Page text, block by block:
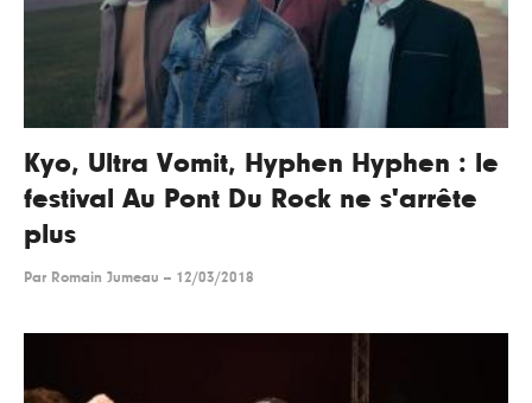
Kyo, Ultra Vomit, Hyphen Hyphen : le
festival Au Pont Du Rock ne s'arrête
plus
Par Romain Jumeau -- 12/03/2018